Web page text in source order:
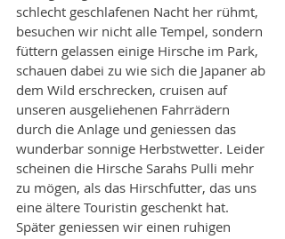
schlecht geschlafenen Nacht her rühmt,
besuchen wir nicht alle Tempel, sondern
füttern gelassen einige Hirsche im Park,
schauen dabei zu wie sich die Japaner ab
dem Wild erschrecken, cruisen auf
unseren ausgeliehenen Fahrrädern
durch die Anlage und geniessen das
wunderbar sonnige Herbstwetter. Leider
scheinen die Hirsche Sarahs Pulli mehr
zu mögen, als das Hirschfutter, das uns
eine ältere Touristin geschenkt hat.
Später geniessen wir einen ruhigen